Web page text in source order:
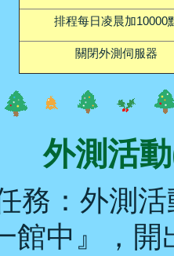
排程每日凌晨加10000
關閉外測伺服器
外測活
務：外測
館中』，